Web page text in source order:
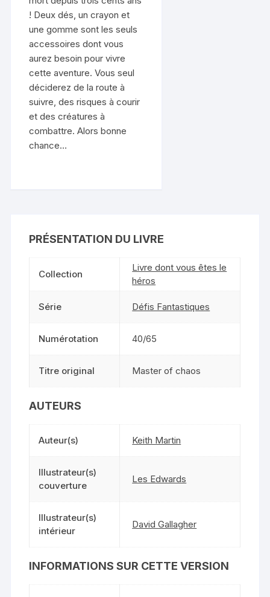
! Deux dés, un crayon et
une gomme sont les seuls
accessoires dont vous
aurez besoin pour vivre
cette aventure. Vous seul
déciderez de la route à
suivre, des risques à courir
et des créatures à
combattre. Alors bonne
chance…
PRÉSENTATION DU LIVRE
Collection
Livre dont vous êtes le
héros
Série Défis Fantastiques
Numérotation 40/65
Titre original Master of chaos
AUTEURS
Auteur(s) Keith Martin
Illustrateur(s)
couverture
Les Edwards
Illustrateur(s)
intérieur
David Gallagher
INFORMATIONS SUR CETTE VERSION